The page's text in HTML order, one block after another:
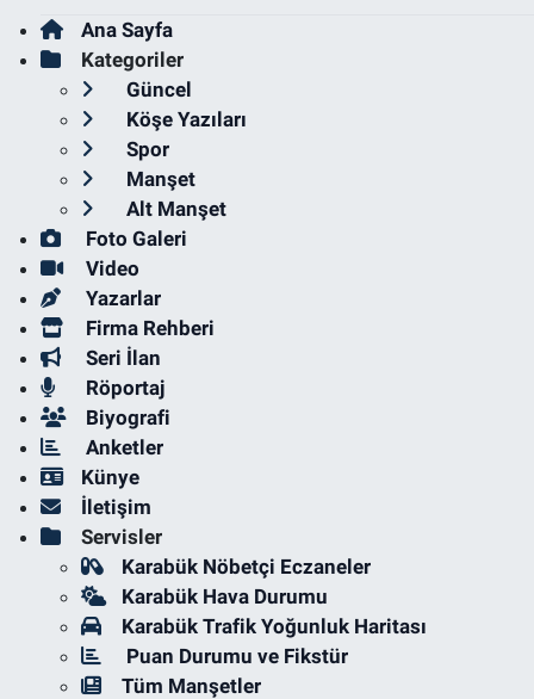
Ana Sayfa
Kategoriler
Güncel
Köşe Yazıları
Spor
Manşet
Alt Manşet
Foto Galeri
Video
Yazarlar
Firma Rehberi
Seri İlan
Röportaj
Biyografi
Anketler
Künye
İletişim
Servisler
Karabük Nöbetçi Eczaneler
Karabük Hava Durumu
Karabük Trafik Yoğunluk Haritası
Puan Durumu ve Fikstür
Tüm Manşetler